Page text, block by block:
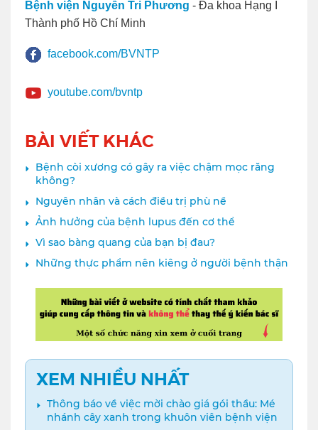
Bệnh viện Nguyễn Tri Phương - Đa khoa Hạng I
Thành phố Hồ Chí Minh
facebook.com/BVNTP
youtube.com/bvntp
BÀI VIẾT KHÁC
Bệnh còi xương có gây ra việc chậm mọc răng
không?
Nguyên nhân và cách điều trị phù nề
Ảnh hưởng của bệnh lupus đến cơ thể
Vì sao bàng quang của bạn bị đau?
Những thực phẩm nên kiêng ở người bệnh thận
XEM NHIỀU NHẤT
Thông báo về việc mời chào giá gói thầu: Mé
nhánh cây xanh trong khuôn viên bệnh viện